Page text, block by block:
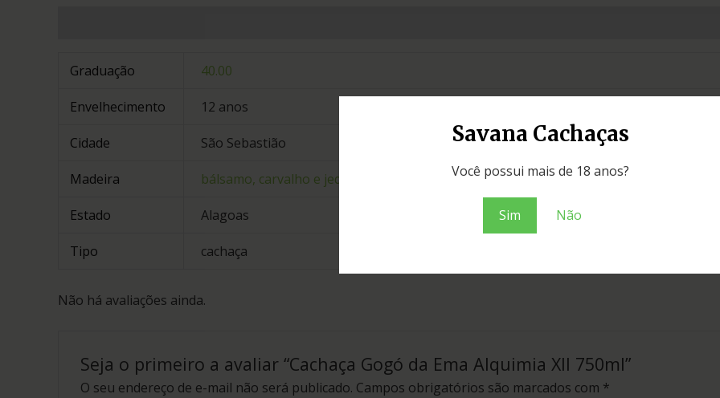
Savana Cachaças
Você possui mais de 18 anos?
Sim Não
Graduação 40.00
Envelhecimento 12 anos
Cidade São Sebastião
Madeira bálsamo, carvalho e jequitibá
Estado Alagoas
Tipo cachaça
Não há avaliações ainda.
Seja o primeiro a avaliar “Cachaça Gogó da Ema Alquimia XII 750ml”
O seu endereço de e-mail não será publicado. Campos obrigatórios são marcados com *